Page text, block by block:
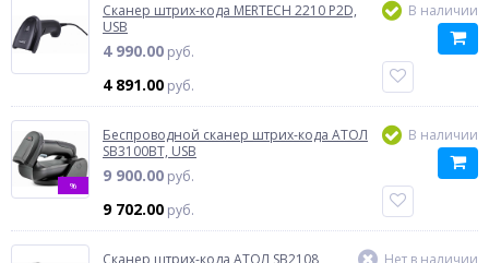
Сканер штрих-кода MERTECH 2210 P2D,
USB
4 990.00 руб.
4 891.00 руб.
В наличии
%
Беспроводной сканер штрих-кода АТОЛ
SB3100BT, USB
9 900.00 руб.
9 702.00 руб.
В наличии
Сканер штрих-кода АТОЛ SB2108 Нет в наличии